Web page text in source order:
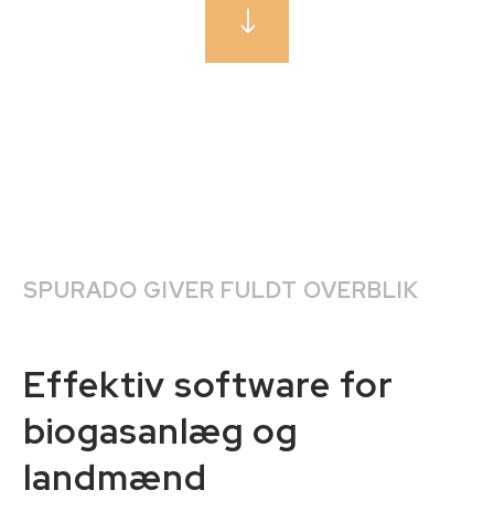
SPURADO GIVER FULDT OVERBLIK
Effektiv software for
biogasanlæg og
landmænd